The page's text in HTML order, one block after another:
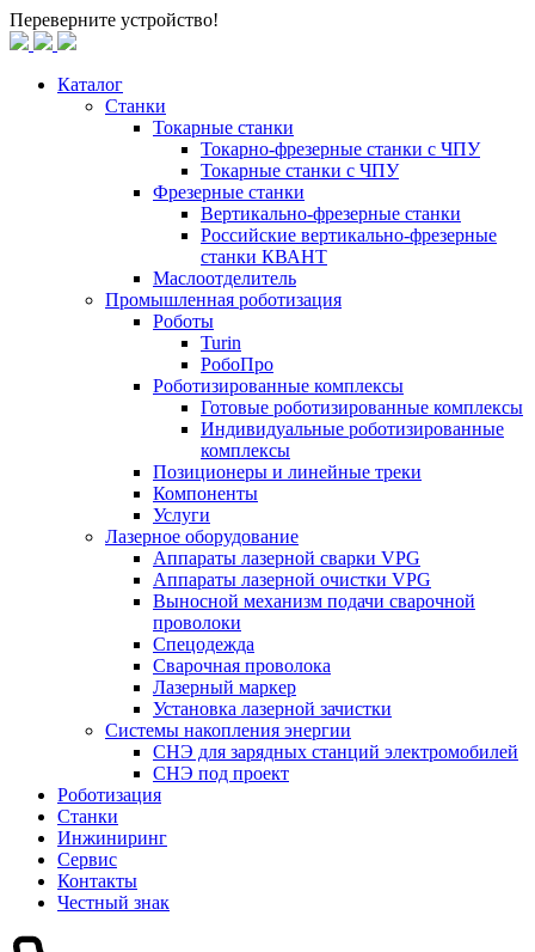
Переверните устройство!
Каталог
Станки
Токарные станки
Токарно-фрезерные станки c ЧПУ
Токарные станки с ЧПУ
Фрезерные станки
Вертикально-фрезерные станки
Российские вертикально-фрезерные
станки КВАНТ
Маслоотделитель
Промышленная роботизация
Роботы
Turin
РобоПро
Роботизированные комплексы
Готовые роботизированные комплексы
Индивидуальные роботизированные
комплексы
Позиционеры и линейные треки
Компоненты
Услуги
Лазерное оборудование
Аппараты лазерной сварки VPG
Аппараты лазерной очистки VPG
Выносной механизм подачи сварочной
проволоки
Спецодежда
Сварочная проволока
Лазерный маркер
Установка лазерной зачистки
Системы накопления энергии
СНЭ для зарядных станций электромобилей
СНЭ под проект
Роботизация
Станки
Инжиниринг
Сервис
Контакты
Честный знак